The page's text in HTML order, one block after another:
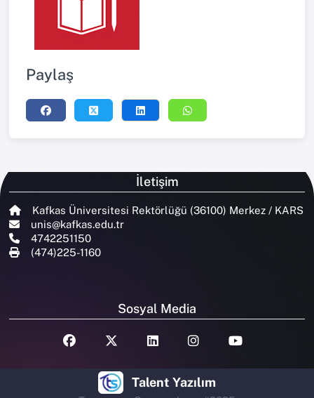
Paylaş
İletişim
Kafkas Üniversitesi Rektörlüğü (36100) Merkez / KARS
unis@kafkas.edu.tr
4742251150
(474)225-1160
Sosyal Media
Talent Yazılım